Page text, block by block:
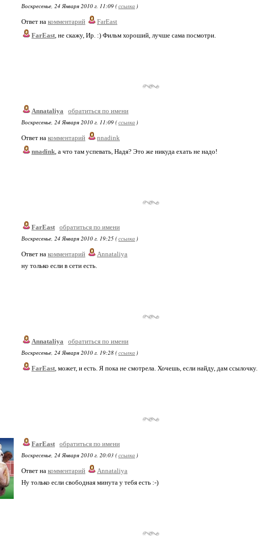
Воскресенье, 24 Января 2010 г. 11:09 (ссылка )
Ответ на комментарий
FarEast
FarEast, не скажу, Ир. :) Фильм хороший, лучше сама посмотри.
Annataliya
обратиться по имени
Воскресенье, 24 Января 2010 г. 11:09 (ссылка )
Ответ на комментарий
nnadink
nnadink, а что там успевать, Надя? Это же никуда ехать не надо!
FarEast обратиться по имени
Воскресенье, 24 Января 2010 г. 19:25 (ссылка )
Ответ на комментарий
Annataliya
ну только если в сети есть.
Annataliya
обратиться по имени
Воскресенье, 24 Января 2010 г. 19:28 (ссылка )
FarEast, может, и есть. Я пока не смотрела. Хочешь, если найду, дам ссылочку.
FarEast обратиться по имени
Воскресенье, 24 Января 2010 г. 20:03 (ссылка )
Ответ на комментарий
Annataliya
Ну только если свободная минута у тебя есть :-)